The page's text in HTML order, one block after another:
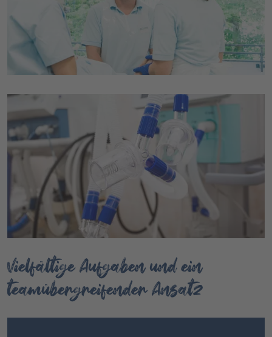
Vielfältige Aufgaben und ein
teamübergreifender Ansatz